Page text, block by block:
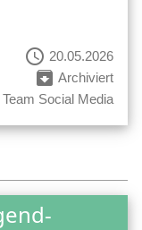
schedule 20.05.2026
archive Archiviert
Team Social Media